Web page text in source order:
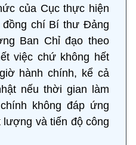
của Cục thực hiện
chí Bí thư Đảng
Ban Chỉ đạo theo
việc chứ không hết
hành chính, kể cả
nếu thời gian làm
không đáp ứng
và tiến độ công